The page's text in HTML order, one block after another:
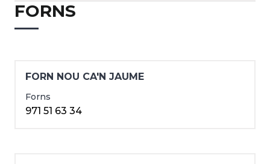
FORNS
FORN NOU CA'N JAUME
Forns
971 51 63 34